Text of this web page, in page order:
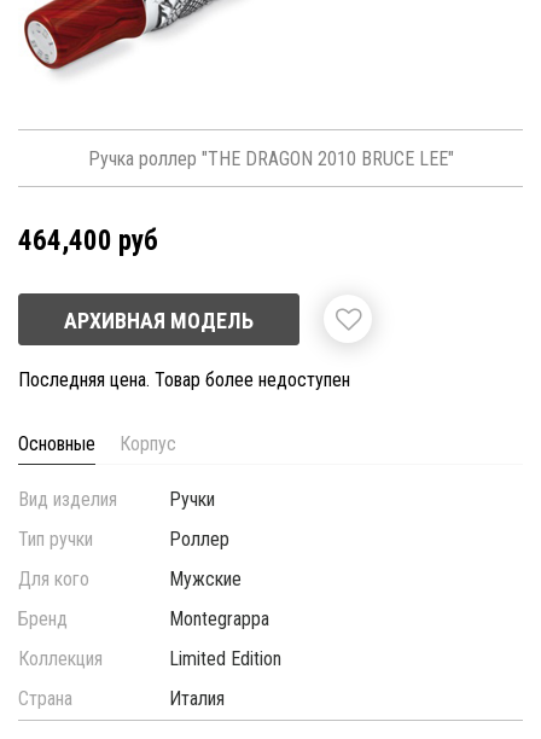
Ручка роллер "THE DRAGON 2010 BRUCE LEE"
464,400 руб
АРХИВНАЯ МОДЕЛЬ
Последняя цена. Товар более недоступен
Основные Корпус
Вид изделия
Ручки
Тип ручки
Роллер
Для кого
Мужские
Бренд
Montegrappa
Коллекция
Limited Edition
Страна
Италия